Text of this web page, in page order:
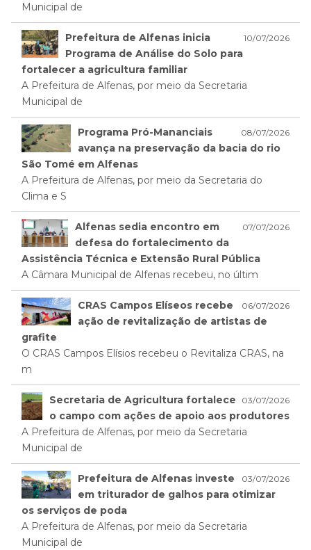
Municipal de
10/07/2026
Prefeitura de Alfenas inicia
Programa de Análise do Solo para
fortalecer a agricultura familiar
A Prefeitura de Alfenas, por meio da Secretaria
Municipal de
08/07/2026
Programa Pró-Mananciais
avança na preservação da bacia do rio
São Tomé em Alfenas
A Prefeitura de Alfenas, por meio da Secretaria do
Clima e S
07/07/2026
Alfenas sedia encontro em
defesa do fortalecimento da
Assistência Técnica e Extensão Rural Pública
A Câmara Municipal de Alfenas recebeu, no últim
06/07/2026
CRAS Campos Elíseos recebe
ação de revitalização de artistas de
grafite
O CRAS Campos Elísios recebeu o Revitaliza CRAS, na
m
03/07/2026
Secretaria de Agricultura fortalece
o campo com ações de apoio aos produtores
A Prefeitura de Alfenas, por meio da Secretaria
Municipal de
03/07/2026
Prefeitura de Alfenas investe
em triturador de galhos para otimizar
os serviços de poda
A Prefeitura de Alfenas, por meio da Secretaria
Municipal de